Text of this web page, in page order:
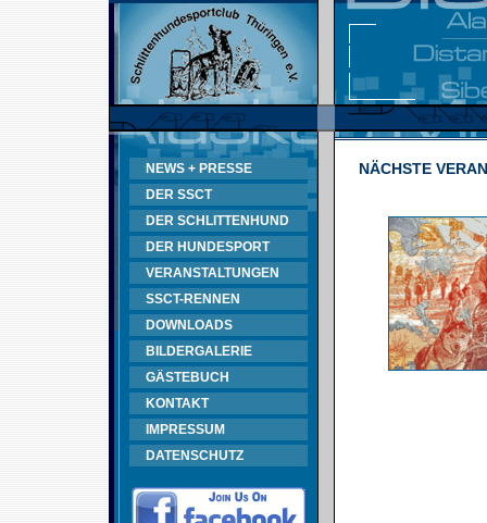
NEWS + PRESSE
DER SSCT
DER SCHLITTENHUND
DER HUNDESPORT
VERANSTALTUNGEN
SSCT-RENNEN
DOWNLOADS
BILDERGALERIE
GÄSTEBUCH
KONTAKT
IMPRESSUM
DATENSCHUTZ
NÄCHSTE